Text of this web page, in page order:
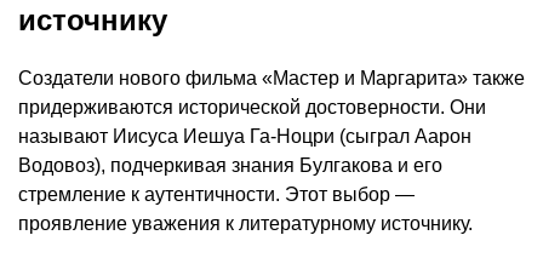
источнику
Создатели нового фильма «Мастер и Маргарита» также
придерживаются исторической достоверности. Они
называют Иисуса Иешуа Га-Ноцри (сыграл Аарон
Водовоз), подчеркивая знания Булгакова и его
стремление к аутентичности. Этот выбор —
проявление уважения к литературному источнику.